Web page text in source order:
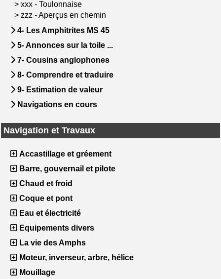
> xxx - Toulonnaise
> zzz - Aperçus en chemin
4- Les Amphitrites MS 45
5- Annonces sur la toile ...
7- Cousins anglophones
8- Comprendre et traduire
9- Estimation de valeur
Navigations en cours
Navigation et Travaux
Accastillage et gréement
Barre, gouvernail et pilote
Chaud et froid
Coque et pont
Eau et électricité
Equipements divers
La vie des Amphs
Moteur, inverseur, arbre, hélice
Mouillage